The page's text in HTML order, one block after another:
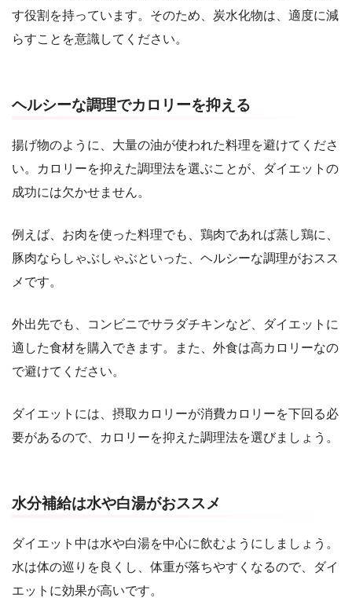
す役割を持っています。そのため、炭水化物は、適度に減
らすことを意識してください。
ヘルシーな調理でカロリーを抑える
揚げ物のように、大量の油が使われた料理を避けてくださ
い。カロリーを抑えた調理法を選ぶことが、ダイエットの
成功には欠かせません。
例えば、お肉を使った料理でも、鶏肉であれば蒸し鶏に、
豚肉ならしゃぶしゃぶといった、ヘルシーな調理がおスス
メです。
外出先でも、コンビニでサラダチキンなど、ダイエットに
適した食材を購入できます。また、外食は高カロリーなの
で避けてください。
ダイエットには、摂取カロリーが消費カロリーを下回る必
要があるので、カロリーを抑えた調理法を選びましょう。
水分補給は水や白湯がおススメ
ダイエット中は水や白湯を中心に飲むようにしましょう。
水は体の巡りを良くし、体重が落ちやすくなるので、ダイ
エットに効果が高いです。